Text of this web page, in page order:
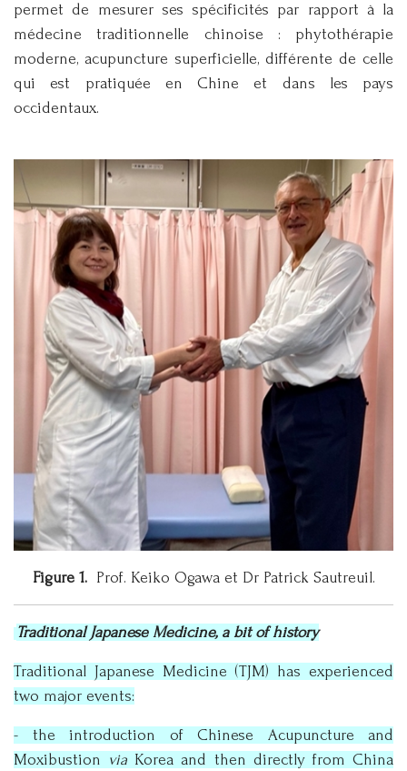
permet de mesurer ses spécificités par rapport à la
médecine traditionnelle chinoise : phytothérapie
moderne, acupuncture superficielle, différente de celle
qui est pratiquée en Chine et dans les pays
occidentaux.
Figure 1.Prof. Keiko Ogawa et Dr Patrick Sautreuil.
Traditional Japanese Medicine, a bit of history
Traditional Japanese Medicine (TJM) has experienced
two major events:
- the introduction of Chinese Acupuncture and
Moxibustion via Korea and then directly from China